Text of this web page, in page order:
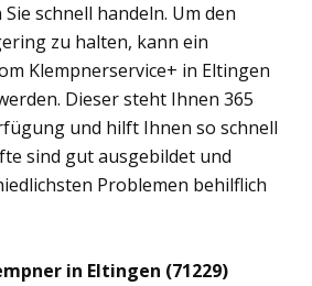
schnell handeln. Um den
zu halten, kann ein
Klempnerservice+ in Eltingen
Dieser steht Ihnen 365
und hilft Ihnen so schnell
sind gut ausgebildet und
Problemen behilflich
in Eltingen (71229)